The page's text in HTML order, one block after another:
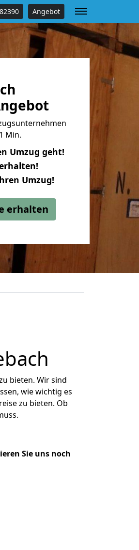
Angebot
Min.
Umzug geht!
Umzug!
erhalten
bieten. Wir sind
wie wichtig es
zu bieten. Ob
Sie uns noch